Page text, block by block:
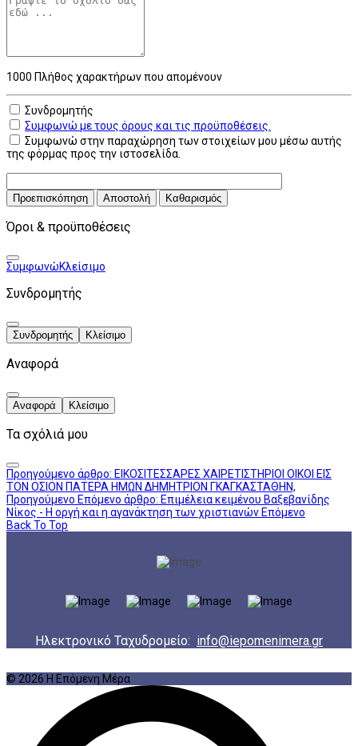
1000 Πλήθος χαρακτήρων που απομένουν
Συνδρομητής
Συμφωνώ με τους όρους και τις προϋποθέσεις.
Συμφωνώ στην παραχώρηση των στοιχείων μου μέσω αυτής
της φόρμας προς την ιστοσελίδα.
Προεπισκόπηση Αποστολή Καθαρισμός
Όροι & προϋποθέσεις
ΣυμφωνώΚλείσιμο
Συνδρομητής
Συνδρομητής Κλείσιμο
Αναφορά
Αναφορά Κλείσιμο
Τα σχόλιά μου
Προηγούμενο άρθρο: ΕΙΚΟΣΙΤΕΣΣΑΡΕΣ ΧΑΙΡΕΤΙΣΤΗΡΙΟΙ ΟΙΚΟΙ ΕΙΣ
ΤΟΝ ΟΣΙΟΝ ΠΑΤΕΡΑ ΗΜΩΝ ΔΗΜΗΤΡΙΟΝ ΓΚΑΓΚΑΣΤΑΘΗΝ,
Προηγούμενο Επόμενο άρθρο: Επιμέλεια κειμένου Βαξεβανίδης
Νίκος - Η οργή και η αγανάκτηση των χριστιανώνΕπόμενο
Back To Top
Ηλεκτρονικό Ταχυδρομείο: info@iepomenimera.gr
© 2026 Η Επόμενη Μέρα